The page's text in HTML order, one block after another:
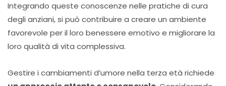
Integrando queste conoscenze nelle pratiche di cura
degli anziani, si può contribuire a creare un ambiente
favorevole per il loro benessere emotivo e migliorare la
loro qualità di vita complessiva.
Gestire i cambiamenti d’umore nella terza età richiede